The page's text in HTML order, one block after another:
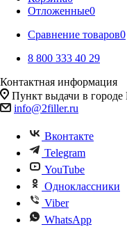
Отложенные0
Сравнение товаров0
8 800 333 40 29
Контактная информация
Пункт выдачи в
info@2filler.ru
Вконтакте
Telegram
YouTube
Одноклассники
Viber
WhatsApp